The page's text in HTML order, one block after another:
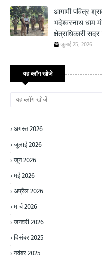
आगामी पवित्र
भदेश्वरनाथ धाम
क्षेत्राधिकारी सदर
जुलाई 25, 2026
यह ब्लॉग खोजें
अगस्त 2026
जुलाई 2026
जून 2026
मई 2026
अप्रैल 2026
मार्च 2026
जनवरी 2026
दिसंबर 2025
नवंबर 2025